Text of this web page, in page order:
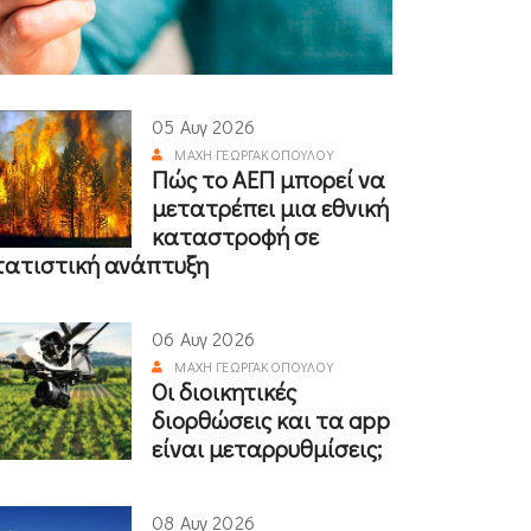
05 Αυγ 2026
ΜΆΧΗ ΓΕΩΡΓΑΚΟΠΟΎΛΟΥ
Πώς το ΑΕΠ μπορεί να
μετατρέπει μια εθνική
καταστροφή σε
ανάπτυξη
06 Αυγ 2026
ΜΆΧΗ ΓΕΩΡΓΑΚΟΠΟΎΛΟΥ
Οι διοικητικές
διορθώσεις και τα app
είναι μεταρρυθμίσεις;
08 Αυγ 2026